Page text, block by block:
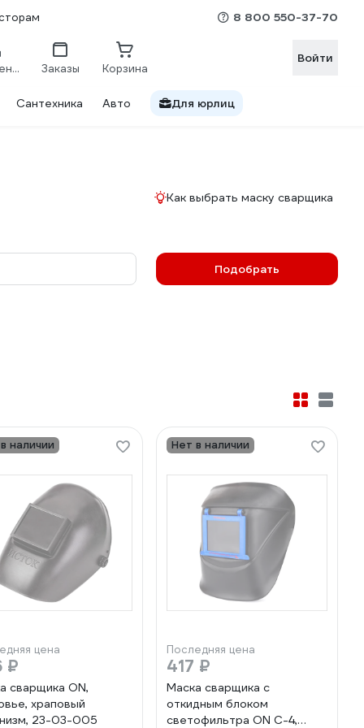
8 800 550-37-70
Сравнение Заказы Корзина
Войти
Сантехника Авто Для юрлиц
Как выбрать маску сварщика
Подобрать
наличии
цена
₽
сварщика ON,
храповый
23-03-005
Нет в наличии
Последняя цена
417 ₽
Маска сварщика с
откидным блоком
светофильтра ON С-4,